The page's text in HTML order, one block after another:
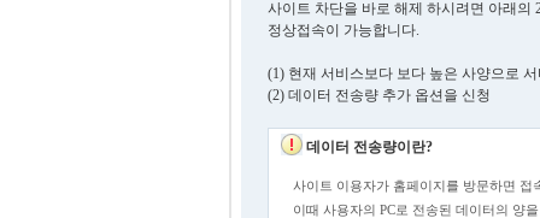
사이트 차단을 바로 해제 하시려면 아래의
정상접속이 가능합니다.
(1) 현재 서비스보다 보다 높은 사양으로
(2) 데이터 전송량 추가 옵션을 신청
데이터 전송량이란?
사이트 이용자가 홈페이지를 방문하면 접
이때 사용자의 PC로 전송된 데이터의 양